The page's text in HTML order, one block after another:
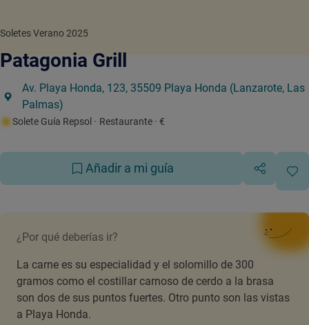
Soletes Verano 2025
Patagonia Grill
Av. Playa Honda, 123, 35509 Playa Honda (Lanzarote, Las
Palmas)
Solete Guía Repsol · Restaurante · €
Añadir a mi guía
¿Por qué deberías ir?
La carne es su especialidad y el solomillo de 300
gramos como el costillar carnoso de cerdo a la brasa
son dos de sus puntos fuertes. Otro punto son las vistas
a Playa Honda.